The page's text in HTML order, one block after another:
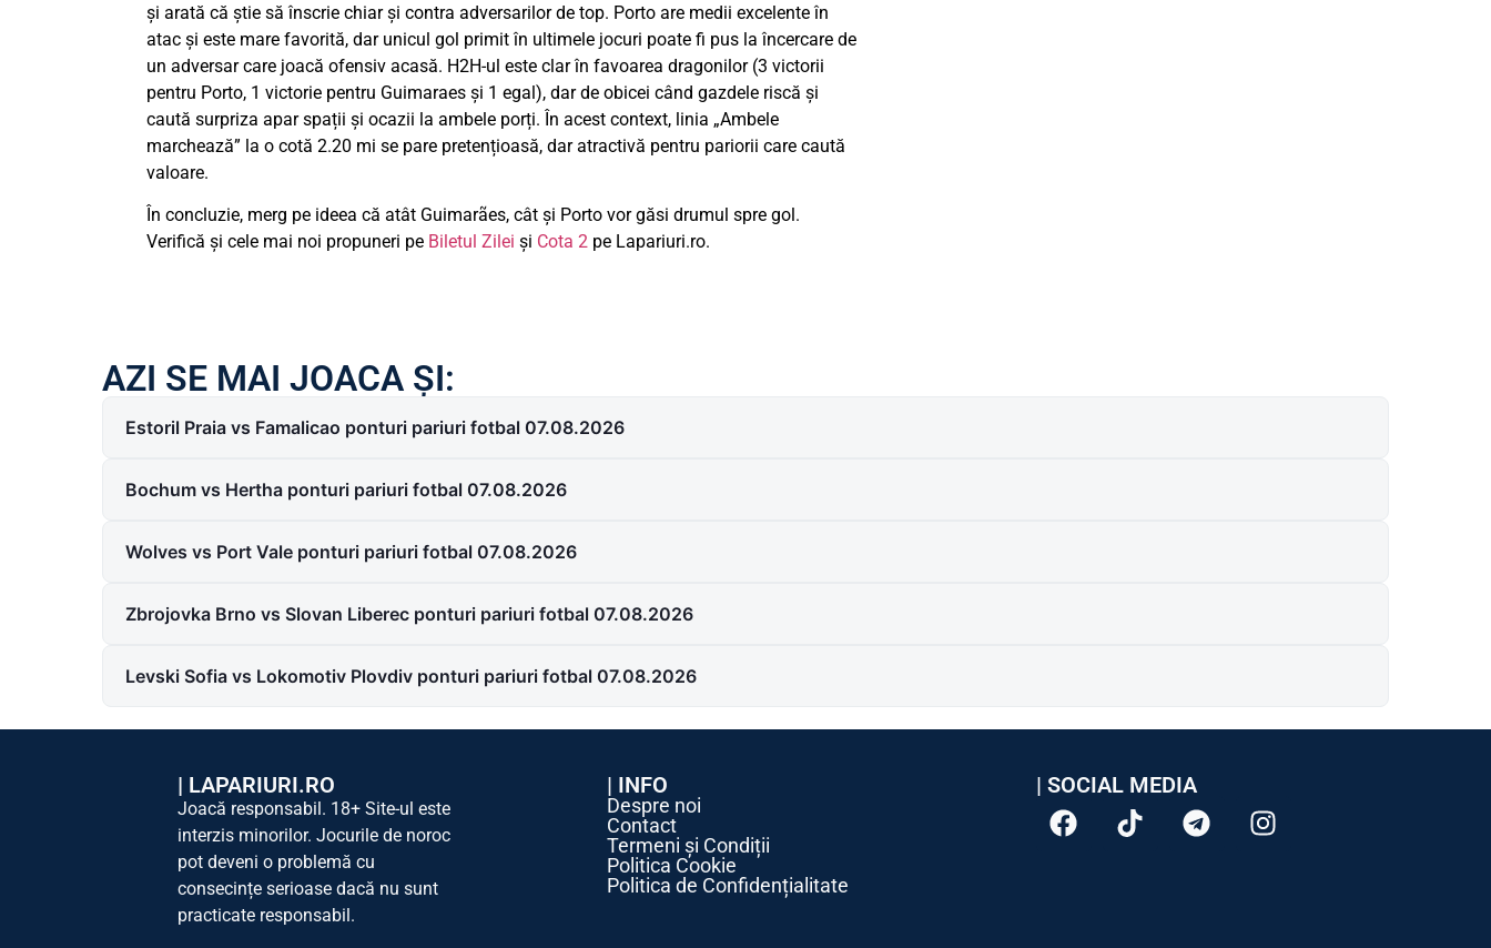
și arată că știe să înscrie chiar și contra adversarilor de top. Porto are medii excelente în
atac și este mare favorită, dar unicul gol primit în ultimele jocuri poate fi pus la încercare de
un adversar care joacă ofensiv acasă. H2H-ul este clar în favoarea dragonilor (3 victorii
pentru Porto, 1 victorie pentru Guimaraes și 1 egal), dar de obicei când gazdele riscă și
caută surpriza apar spații și ocazii la ambele porți. În acest context, linia „Ambele
marchează” la o cotă 2.20 mi se pare pretențioasă, dar atractivă pentru pariorii care caută
valoare.
În concluzie, merg pe ideea că atât Guimarães, cât și Porto vor găsi drumul spre gol.
Verifică și cele mai noi propuneri pe Biletul Zilei și Cota 2 pe Lapariuri.ro.
AZI SE MAI JOACA ȘI:
Estoril Praia vs Famalicao ponturi pariuri fotbal 07.08.2026
Bochum vs Hertha ponturi pariuri fotbal 07.08.2026
Wolves vs Port Vale ponturi pariuri fotbal 07.08.2026
Zbrojovka Brno vs Slovan Liberec ponturi pariuri fotbal 07.08.2026
Levski Sofia vs Lokomotiv Plovdiv ponturi pariuri fotbal 07.08.2026
| LAPARIURI.RO
Joacă responsabil. 18+ Site-ul este
interzis minorilor. Jocurile de noroc
pot deveni o problemă cu
consecințe serioase dacă nu sunt
practicate responsabil.
| INFO
Despre noi
Contact
Termeni și Condiții
Politica Cookie
Politica de Confidențialitate
| SOCIAL MEDIA